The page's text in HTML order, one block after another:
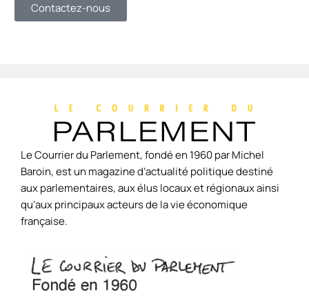
Contactez-nous
Le Courrier du Parlement, fondé en 1960 par Michel
Baroin, est un magazine d’actualité politique destiné
aux parlementaires, aux élus locaux et régionaux ainsi
qu’aux principaux acteurs de la vie économique
française.